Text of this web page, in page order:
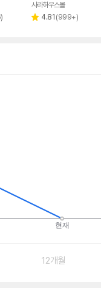
)
페이
사라하우스몰
별 4.81 리
(999+)
12개월